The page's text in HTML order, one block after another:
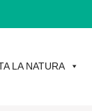
LA NATURA